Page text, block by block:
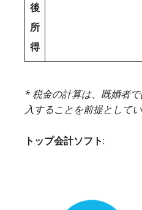
後
所
得
* 税金の計算は、既婚者
入することを前提としてい
トップ会計ソフト: